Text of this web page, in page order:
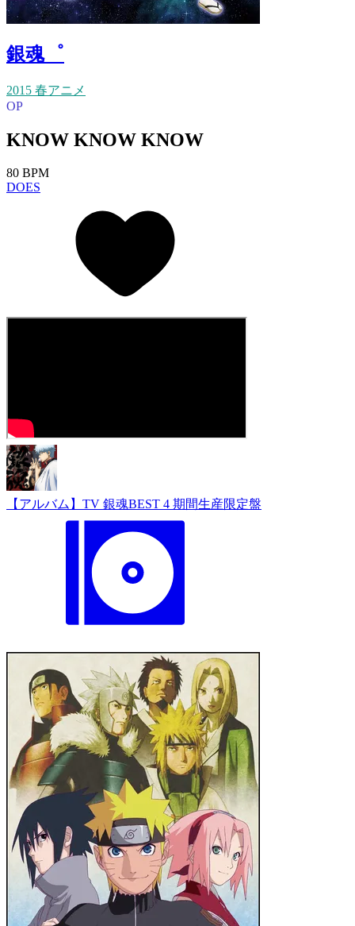
銀魂゜
2015 春アニメ
OP
KNOW KNOW KNOW
80 BPM
DOES
【アルバム】TV 銀魂BEST 4 期間生産限定盤